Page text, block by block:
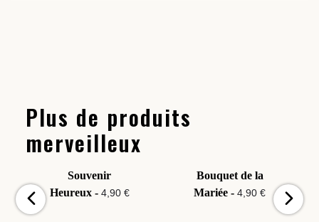
Plus de produits
merveilleux
Souvenir
Heureux - 4,90 €
Bouquet de la
Mariée -4,90 €